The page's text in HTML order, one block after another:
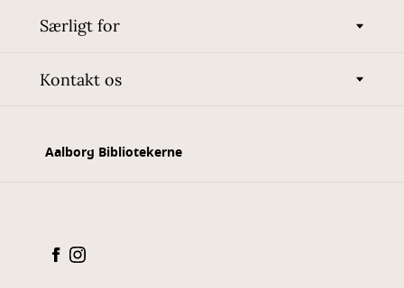
Særligt for
Kontakt os
Aalborg Bibliotekerne